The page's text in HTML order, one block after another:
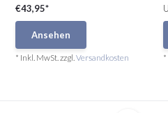
€43,95*
Ansehen
* Inkl. MwSt. zzgl.Versandkosten